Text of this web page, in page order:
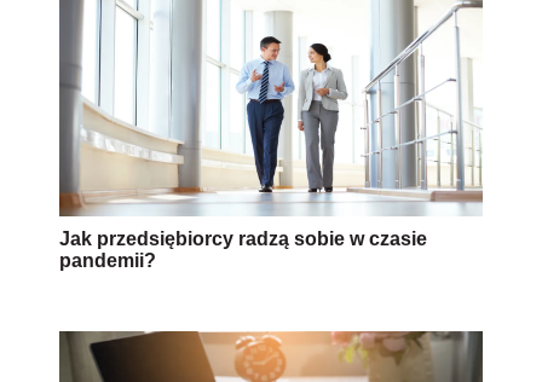
Jak przedsiębiorcy radzą sobie w czasie
pandemii?